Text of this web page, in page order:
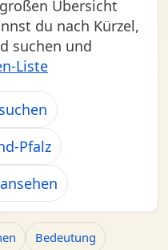
Übersicht
du nach Kürzel,
suchen und
Liste
Pfalz
Bedeutung